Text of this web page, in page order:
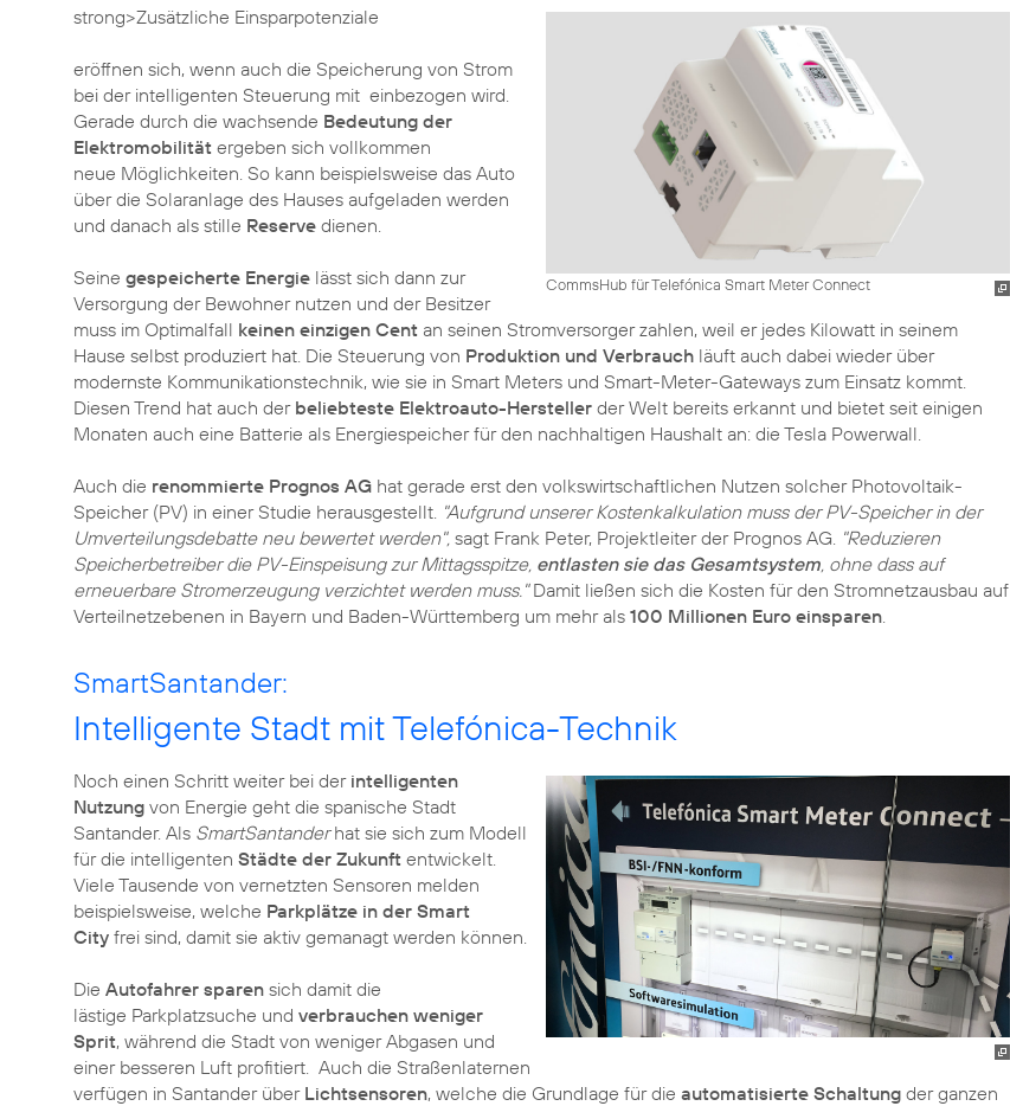
CommsHub für Telefónica Smart Meter Connect
strong>Zusätzliche Einsparpotenziale
eröffnen sich, wenn auch die Speicherung von Strom
bei der intelligenten Steuerung mit einbezogen wird.
Gerade durch die wachsende Bedeutung der
Elektromobilität ergeben sich vollkommen
neue Möglichkeiten. So kann beispielsweise das Auto
über die Solaranlage des Hauses aufgeladen werden
und danach als stille Reserve dienen.
Seine gespeicherte Energie lässt sich dann zur
Versorgung der Bewohner nutzen und der Besitzer
muss im Optimalfall keinen einzigen Cent an seinen Stromversorger zahlen, weil er jedes Kilowatt in seinem
Hause selbst produziert hat. Die Steuerung von Produktion und Verbrauch läuft auch dabei wieder über
modernste Kommunikationstechnik, wie sie in Smart Meters und Smart-Meter-Gateways zum Einsatz kommt.
Diesen Trend hat auch der beliebteste Elektroauto-Hersteller der Welt bereits erkannt und bietet seit einigen
Monaten auch eine Batterie als Energiespeicher für den nachhaltigen Haushalt an: die Tesla Powerwall.
Auch die renommierte Prognos AG hat gerade erst den volkswirtschaftlichen Nutzen solcher Photovoltaik-
Speicher (PV) in einer Studie herausgestellt. "Aufgrund unserer Kostenkalkulation muss der PV-Speicher in der
Umverteilungsdebatte neu bewertet werden", sagt Frank Peter, Projektleiter der Prognos AG. "Reduzieren
Speicherbetreiber die PV-Einspeisung zur Mittagsspitze, entlasten sie das Gesamtsystem, ohne dass auf
erneuerbare Stromerzeugung verzichtet werden muss."Damit ließen sich die Kosten für den Stromnetzausbau auf
Verteilnetzebenen in Bayern und Baden-Württemberg um mehr als 100 Millionen Euro einsparen.
SmartSantander:
Intelligente Stadt mit Telefónica-Technik
Noch einen Schritt weiter bei der intelligenten
Nutzung von Energie geht die spanische Stadt
Santander. Als SmartSantanderhat sie sich zum Modell
für die intelligenten Städte der Zukunft entwickelt.
Viele Tausende von vernetzten Sensoren melden
beispielsweise, welche Parkplätze in der Smart
City frei sind, damit sie aktiv gemanagt werden können.
Die Autofahrer sparen sich damit die
lästige Parkplatzsuche und verbrauchen weniger
Sprit, während die Stadt von weniger Abgasen und
einer besseren Luft profitiert. Auch die Straßenlaternen
verfügen in Santander über Lichtsensoren, welche die Grundlage für die automatisierte Schaltung der ganzen